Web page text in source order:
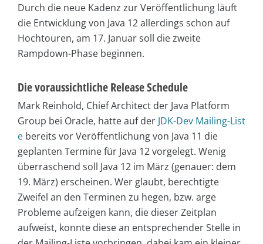
Durch die neue Kadenz zur Veröffentlichung läuft
die Entwicklung von Java 12 allerdings schon auf
Hochtouren, am 17. Januar soll die zweite
Rampdown-Phase beginnen.
Die voraussichtliche Release Schedule
Mark Reinhold, Chief Architect der Java Platform
Group bei Oracle, hatte auf der JDK-Dev Mailing-List
e bereits vor Veröffentlichung von Java 11 die
geplanten Termine für Java 12 vorgelegt. Wenig
überraschend soll Java 12 im März (genauer: dem
19. März) erscheinen. Wer glaubt, berechtigte
Zweifel an den Terminen zu hegen, bzw. arge
Probleme aufzeigen kann, die dieser Zeitplan
aufweist, konnte diese an entsprechender Stelle in